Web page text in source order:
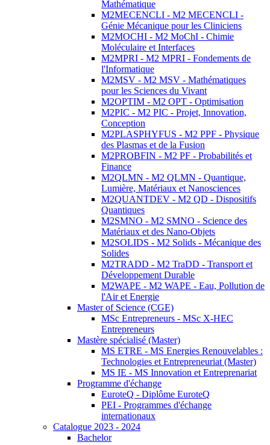
Mathématique
M2MECENCLI - M2 MECENCLI -
Génie Mécanique pour les Cliniciens
M2MOCHI - M2 MoChI - Chimie
Moléculaire et Interfaces
M2MPRI - M2 MPRI - Fondements de
l'Informatique
M2MSV - M2 MSV - Mathématiques
pour les Sciences du Vivant
M2OPTIM - M2 OPT - Optimisation
M2PIC - M2 PIC - Projet, Innovation,
Conception
M2PLASPHYFUS - M2 PPF - Physique
des Plasmas et de la Fusion
M2PROBFIN - M2 PF - Probabilités et
Finance
M2QLMN - M2 QLMN - Quantique,
Lumière, Matériaux et Nanosciences
M2QUANTDEV - M2 QD - Dispositifs
Quantiques
M2SMNO - M2 SMNO - Science des
Matériaux et des Nano-Objets
M2SOLIDS - M2 Solids - Mécanique des
Solides
M2TRADD - M2 TraDD - Transport et
Développement Durable
M2WAPE - M2 WAPE - Eau, Pollution de
l'Air et Energie
Master of Science (CGE)
MSc Entrepreneurs - MSc X-HEC
Entrepreneurs
Mastère spécialisé (Master)
MS ETRE - MS Energies Renouvelables :
Technologies et Entrepreneuriat (Master)
MS IE - MS Innovation et Entreprenariat
Programme d'échange
EuroteQ - Diplôme EuroteQ
PEI - Programmes d'échange
internationaux
Catalogue 2023 - 2024
Bachelor